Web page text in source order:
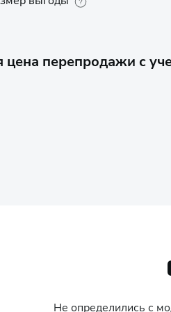
перепродажи с
Не определились с